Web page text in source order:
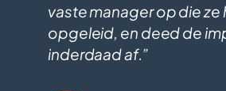
vaste manager op die ze
opgeleid, en deed de
inderdaad af.